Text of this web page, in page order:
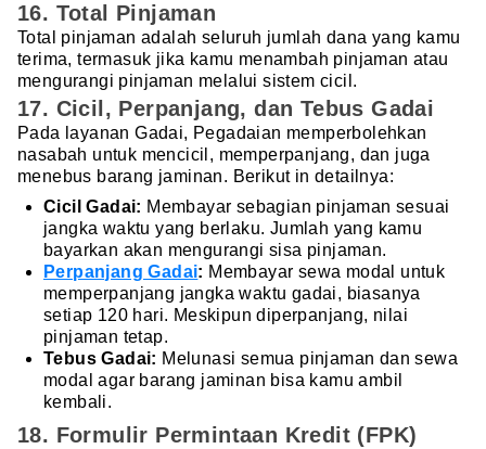
16. Total Pinjaman
Total pinjaman adalah seluruh jumlah dana yang kamu
terima, termasuk jika kamu menambah pinjaman atau
mengurangi pinjaman melalui sistem cicil.
17. Cicil, Perpanjang, dan Tebus Gadai
Pada layanan Gadai, Pegadaian memperbolehkan
nasabah untuk mencicil, memperpanjang, dan juga
menebus barang jaminan. Berikut in detailnya:
Cicil Gadai: Membayar sebagian pinjaman sesuai
jangka waktu yang berlaku. Jumlah yang kamu
bayarkan akan mengurangi sisa pinjaman.
Perpanjang Gadai: Membayar sewa modal untuk
memperpanjang jangka waktu gadai, biasanya
setiap 120 hari. Meskipun diperpanjang, nilai
pinjaman tetap.
Tebus Gadai: Melunasi semua pinjaman dan sewa
modal agar barang jaminan bisa kamu ambil
kembali.
18. Formulir Permintaan Kredit (FPK)